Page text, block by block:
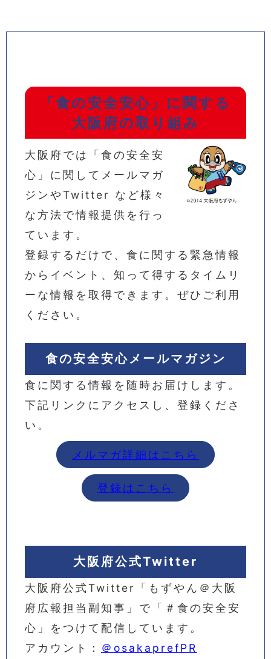
「食の安全安心」に関する
大阪府の取り組み
大阪府では「食の安全安
心」に関してメールマガ
ジンやTwitter など様々
な方法で情報提供を行っ
ています。
登録するだけで、食に関する緊急情報
からイベント、知って得するタイムリ
ーな情報を取得できます。ぜひご利用
ください。
食の安全安心メールマガジン
食に関する情報を随時お届けします。
下記リンクにアクセスし、登録くださ
い。
メルマガ詳細はこちら
登録はこちら
大阪府公式Twitter
大阪府公式Twitter「もずやん＠大阪
府広報担当副知事」で「＃食の安全安
心」をつけて配信しています。
アカウント： ＠osakaprefPR